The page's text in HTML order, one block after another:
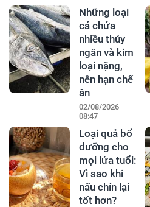
Những loại
cá chứa
nhiều thủy
ngân và kim
loại nặng,
nên hạn chế
ăn
02/08/2026
08:47
Loại quả bổ
dưỡng cho
mọi lứa tuổi:
Vì sao khi
nấu chín lại
tốt hơn?